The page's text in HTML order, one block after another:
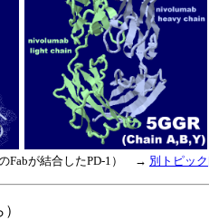
Fabが結合したPD-1） → 別トピッ